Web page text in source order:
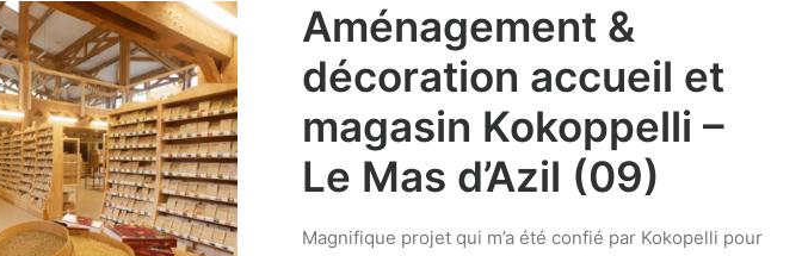
Aménagement &
décoration accueil et
magasin Kokoppelli –
Le Mas d’Azil (09)
Magnifique projet qui m’a été confié par Kokopelli pour